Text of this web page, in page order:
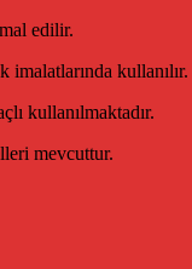
edilir.
kullanılır.
kullanılmaktadır.
mevcuttur.